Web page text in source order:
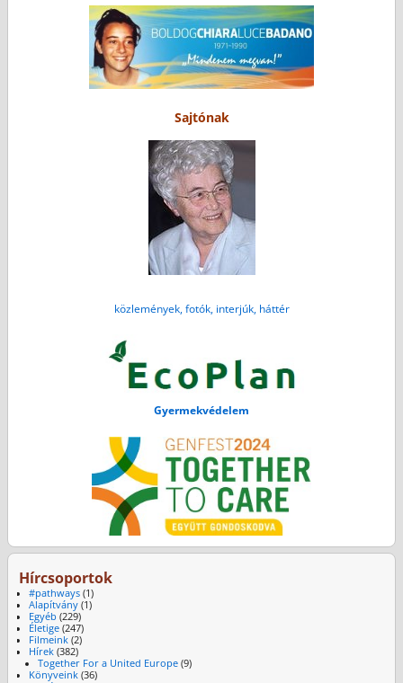
Sajtónak
közlemények, fotók, interjúk, háttér
Gyermekvédelem
Hírcsoportok
#pathways(1)
Alapítvány(1)
Egyéb (229)
Életige(247)
Filmeink(2)
Hírek(382)
Together For a United Europe (9)
Könyveink(36)